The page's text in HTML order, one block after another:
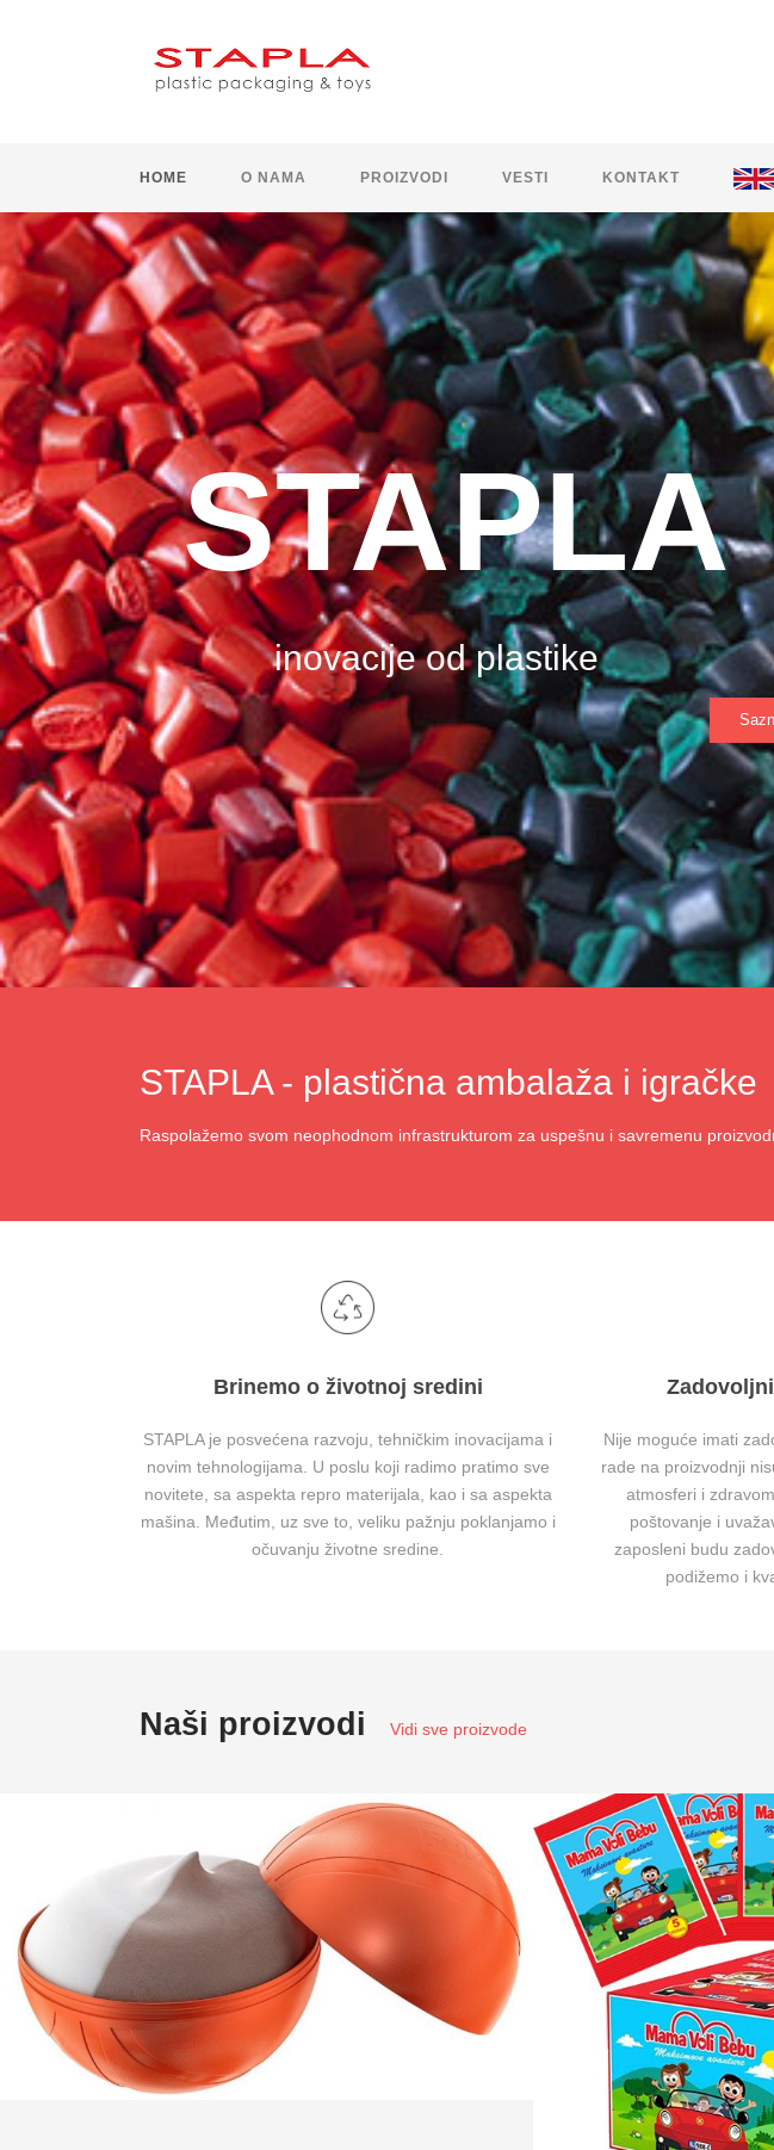
HOME O NAMA PROIZVODI VESTI KONTAKT
STAPLA
inovacije od plastike
STAPLA - plastična ambalaža i igračke
Raspolažemo svom neophodnom infrastrukturom za uspešnu i savremenu
Brinemo o životnoj sredini
STAPLA je posvećena razvoju, tehničkim inovacijama i
novim tehnologijama. U poslu koji radimo pratimo sve
novitete, sa aspekta repro materijala, kao i sa aspekta
mašina. Međutim, uz sve to, veliku pažnju poklanjamo i
očuvanju životne sredine.
Nije moguće imati
rade na proizvodnji
atmosferi i
poštovanje i
zaposleni budu
podižemo i
Naši proizvodi Vidi sve proizvode